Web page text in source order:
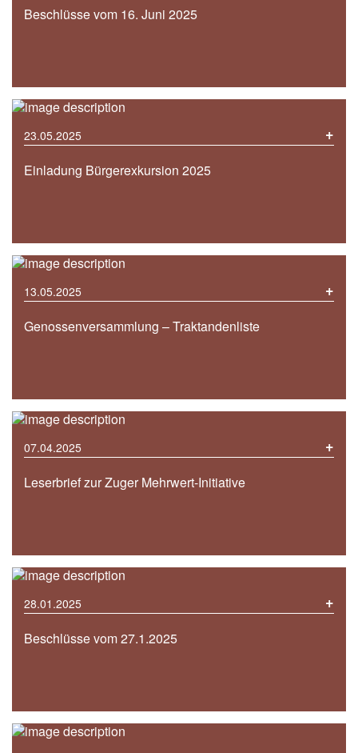
Beschlüsse vom 16. Juni 2025
23.05.2025 +
Einladung Bürgerexkursion 2025
13.05.2025 +
Genossenversammlung – Traktandenliste
07.04.2025 +
Leserbrief zur Zuger Mehrwert-Initiative
28.01.2025 +
Beschlüsse vom 27.1.2025